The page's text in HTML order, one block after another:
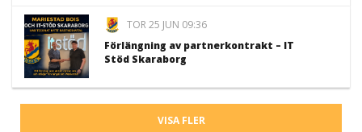
TOR 25 JUN 09:36
Förlängning av partnerkontrakt – IT
Stöd Skaraborg
VISA FLER